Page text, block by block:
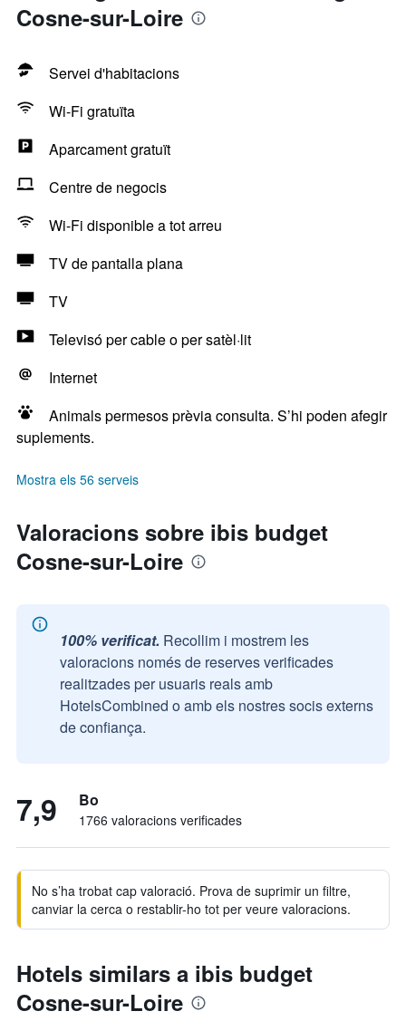
Cosne-sur-Loire
Servei d'habitacions
Wi-Fi gratuïta
Aparcament gratuït
Centre de negocis
Wi-Fi disponible a tot arreu
TV de pantalla plana
TV
Televisó per cable o per satèl·lit
Internet
Animals permesos prèvia consulta. S’hi poden afegir
suplements.
Mostra els 56 serveis
Valoracions sobre ibis budget
Cosne-sur-Loire
100% verificat. Recollim i mostrem les
valoracions només de reserves verificades
realitzades per usuaris reals amb
HotelsCombined o amb els nostres socis externs
de confiança.
7,9 Bo
1766 valoracions verificades
No s’ha trobat cap valoració. Prova de suprimir un filtre,
canviar la cerca o restablir-ho tot per veure valoracions.
Hotels similars a ibis budget
Cosne-sur-Loire